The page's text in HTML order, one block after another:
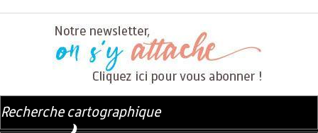
Recherche cartographique